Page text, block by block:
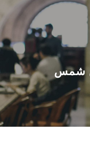
الرئيسيـة
عن الجامعة
القطاعـات
الشئون الأكاديمية
البحث العلمي
شمس